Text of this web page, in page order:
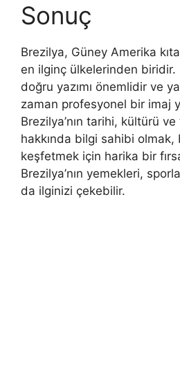
Sonuç
Brezilya, Güney Amerika
en ilginç ülkelerinden biridir.
doğru yazımı önemlidir ve
zaman profesyonel bir imaj
Brezilya’nın tarihi, kültürü
hakkında bilgi sahibi olmak,
keşfetmek için harika bir
Brezilya’nın yemekleri,
da ilginizi çekebilir.